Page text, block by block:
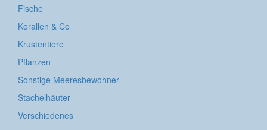
Fische
Korallen & Co
Krustentiere
Pflanzen
Sonstige Meeresbewohner
Stachelhäuter
Verschiedenes